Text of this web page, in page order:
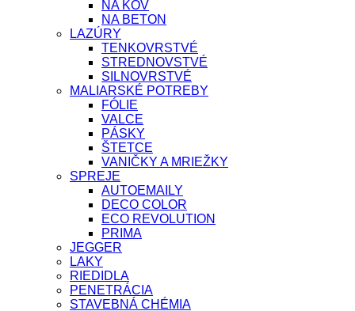
NA KOV
NA BETON
LAZÚRY
TENKOVRSTVÉ
STREDNOVSTVÉ
SILNOVRSTVÉ
MALIARSKÉ POTREBY
FÓLIE
VALCE
PÁSKY
ŠTETCE
VANIČKY A MRIEŽKY
SPREJE
AUTOEMAILY
DECO COLOR
ECO REVOLUTION
PRIMA
JEGGER
LAKY
RIEDIDLA
PENETRÁCIA
STAVEBNÁ CHÉMIA